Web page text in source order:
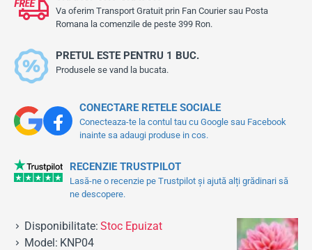
CONECTARE RETELE SOCIALE
Conecteaza-te la contul tau cu Google sau Facebook
inainte sa adaugi produse in cos.
Va oferim Transport Gratuit prin Fan Courier sau Posta
Romana la comenzile de peste 399 Ron.
RECENZIE TRUSTPILOT
Lasă-ne o recenzie pe Trustpilot și ajută alți grădinari să
ne descopere.
PRETUL ESTE PENTRU 1 BUC.
Produsele se vand la bucata.
Disponibilitate: Stoc Epuizat
Model: KNP04